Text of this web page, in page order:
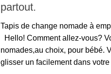
partout.
Tapis de change nomade à
Hello! Comment allez-vous?
nomades,au choix, pour bébé.
glisser un facilement dans votre